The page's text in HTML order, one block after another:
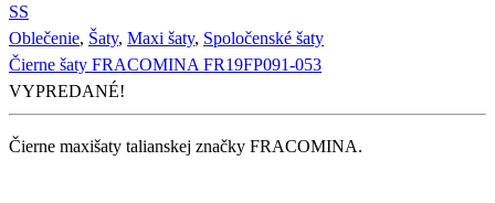
SS
Oblečenie, Šaty, Maxi šaty, Spoločenské šaty
Čierne šaty FRACOMINA FR19FP091-053
VYPREDANÉ!
Čierne maxišaty talianskej značky FRACOMINA.